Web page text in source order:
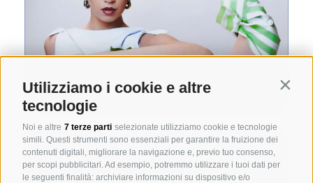
Utilizziamo i cookie e altre
tecnologie
Noi e altre 7 terze parti selezionate utilizziamo cookie e tecnologie
simili. Questi strumenti sono essenziali per garantire la fruizione dei
contenuti digitali, migliorare la navigazione e, previo tuo consenso,
per scopi pubblicitari. Ad esempio, potremmo utilizzare i tuoi dati per
le seguenti finalità: archiviare informazioni su dispositivo e/o